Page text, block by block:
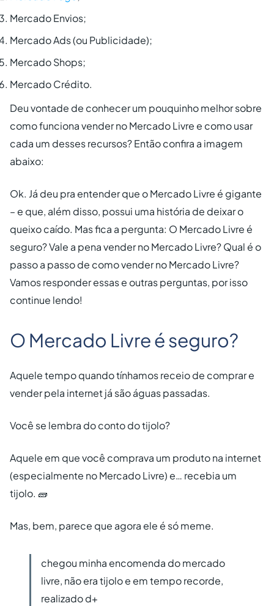
Mercado Envios;
Mercado Ads (ou Publicidade);
Mercado Shops;
Mercado Crédito.
Deu vontade de conhecer um pouquinho melhor sobre
como funciona vender no Mercado Livre e como usar
cada um desses recursos? Então confira a imagem
abaixo:
Ok. Já deu pra entender que o Mercado Livre é gigante
– e que, além disso, possui uma história de deixar o
queixo caído. Mas fica a pergunta: O Mercado Livre é
seguro? Vale a pena vender no Mercado Livre? Qual é o
passo a passo de como vender no Mercado Livre?
Vamos responder essas e outras perguntas, por isso
continue lendo!
O Mercado Livre é seguro?
Aquele tempo quando tínhamos receio de comprar e
vender pela internet já são águas passadas.
Você se lembra do conto do tijolo?
Aquele em que você comprava um produto na internet
(especialmente no Mercado Livre) e… recebia um
tijolo. 🧱
Mas, bem, parece que agora ele é só meme.
chegou minha encomenda do mercado
livre, não era tijolo e em tempo recorde,
realizado d+